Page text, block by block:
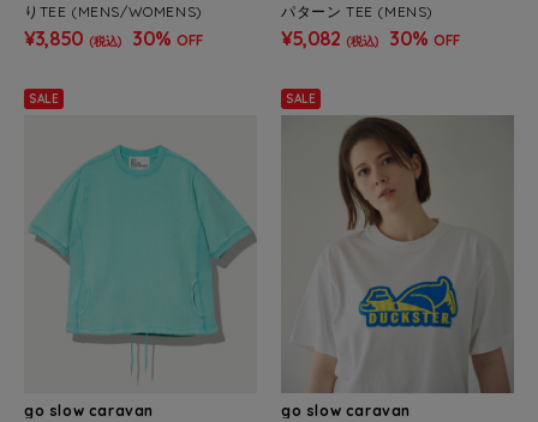
りTEE (MENS/WOMENS)
¥3,850 (税込) 30% OFF
パターン TEE (MENS)
¥5,082 (税込) 30% OFF
SALE
go slow caravan
SALE
go slow caravan